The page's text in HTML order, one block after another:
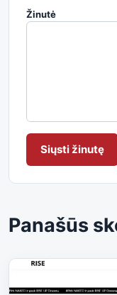
Žinutė
Siųsti žinutę
Panašūs